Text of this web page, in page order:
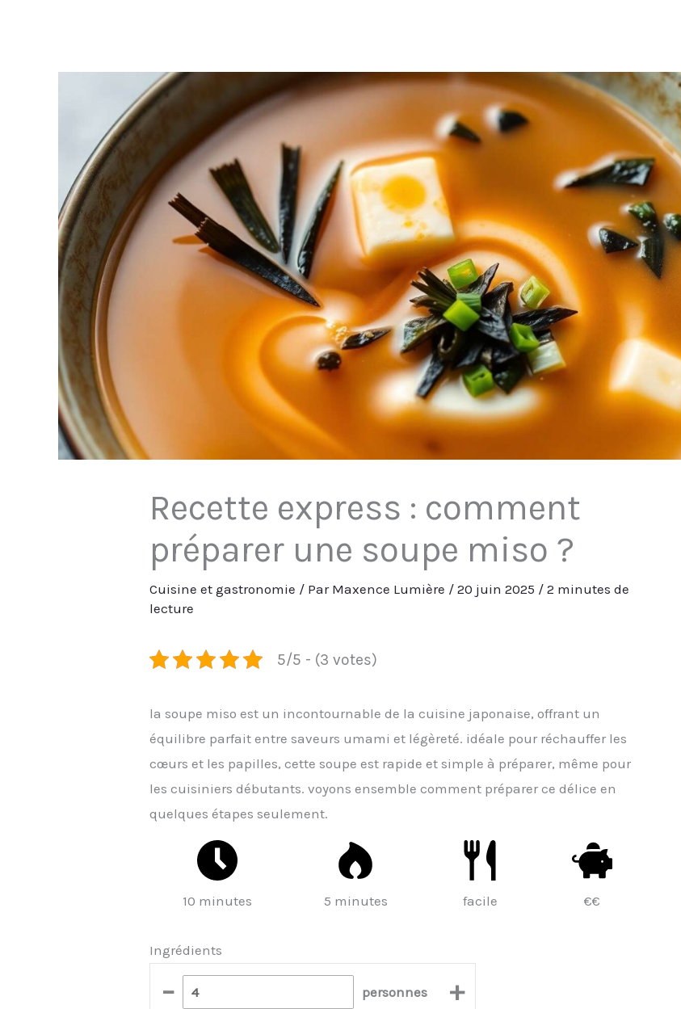
Recette express : comment
préparer une soupe miso ?
Cuisine et gastronomie / Par Maxence Lumière /20 juin 2025 /2 minutes de
lecture
5/5 - (3 votes)
la soupe miso est un incontournable de la cuisine japonaise, offrant un
équilibre parfait entre saveurs umami et légèreté. idéale pour réchauffer les
cœurs et les papilles, cette soupe est rapide et simple à préparer, même pour
les cuisiniers débutants. voyons ensemble comment préparer ce délice en
quelques étapes seulement.
10 minutes 5 minutes facile €€
Ingrédients
– personnes +